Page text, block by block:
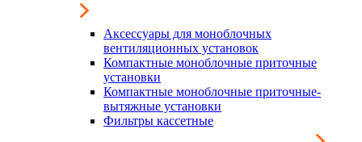
Аксессуары для моноблочных
вентиляционных установок
Компактные моноблочные приточные
установки
Компактные моноблочные приточные-
вытяжные установки
Фильтры кассетные